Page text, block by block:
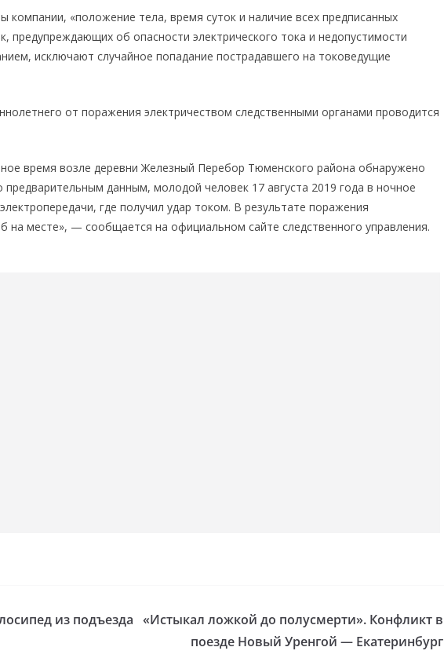
компании, «положение тела, время суток и наличие всех предписанных
предупреждающих об опасности электрического тока и недопустимости
исключают случайное попадание пострадавшего на токоведущие
от поражения электричеством следственными органами проводится
время возле деревни Железный Перебор Тюменского района обнаружено
данным, молодой человек 17 августа 2019 года в ночное
где получил удар током. В результате поражения
на месте», — сообщается на официальном сайте следственного управления.
из подъезда «Истыкал ложкой до полусмерти». Конфликт в
поезде Новый Уренгой — Екатеринбург